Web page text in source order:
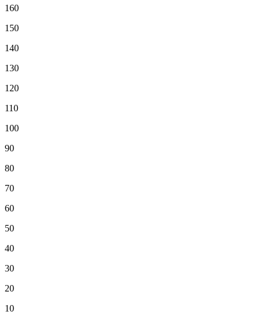
160
150
140
130
120
110
100
90
80
70
60
50
40
30
20
10